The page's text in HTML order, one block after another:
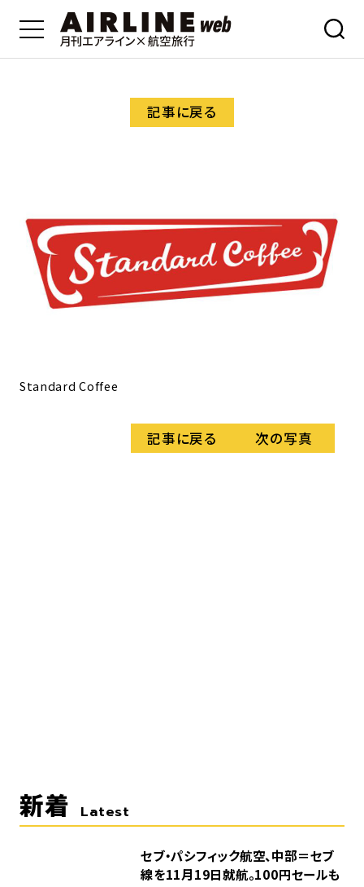
記事に戻る
Standard Coffee
記事に戻る 次の写真
新着 Latest
セブ・パシフィック航空、中部＝セブ
線を11月19日就航。100円セールも